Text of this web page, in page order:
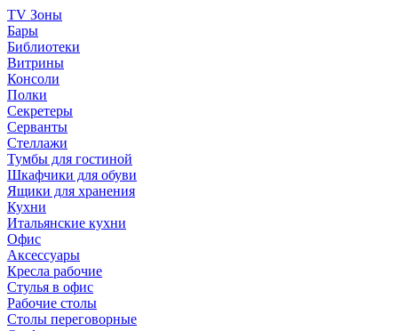
TV Зоны
Бары
Библиотеки
Витрины
Консоли
Полки
Секретеры
Серванты
Стеллажи
Тумбы для гостиной
Шкафчики для обуви
Ящики для хранения
Кухни
Итальянские кухни
Офис
Аксессуары
Кресла рабочие
Стулья в офис
Рабочие столы
Столы переговорные